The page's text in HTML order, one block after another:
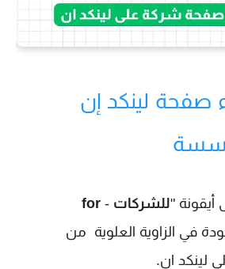
صفحة لينكد إن
أيقونة "للشركات -
for
في الزاوية العلوية من
لينكد ان.